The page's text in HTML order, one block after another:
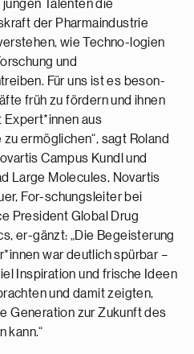
Talenten die
der Pharmaindustrie
wie Techno-logien
und
Für uns ist es beson-
früh zu fördern und ihnen
Expert*innen aus
ermöglichen“, sagt Roland
Campus Kundl und
Large Molecules, Novartis
For-schungsleiter bei
President Global Drug
er-gänzt: „Die Begeisterung
war deutlich spürbar –
Inspiration und frische Ideen
und damit zeigten,
Generation zur Zukunft des
kann.“